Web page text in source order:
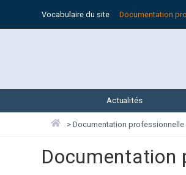
Vocabulaire du site Documentation
Actualités
> Documentation professionnelle
Documentation